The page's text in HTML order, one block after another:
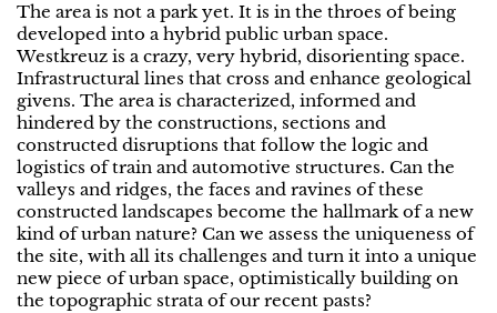
The area is not a park yet. It is in the throes of being
developed into a hybrid public urban space.
Westkreuz is a crazy, very hybrid, disorienting space.
Infrastructural lines that cross and enhance geological
givens. The area is characterized, informed and
hindered by the constructions, sections and
constructed disruptions that follow the logic and
logistics of train and automotive structures. Can the
valleys and ridges, the faces and ravines of these
constructed landscapes become the hallmark of a new
kind of urban nature? Can we assess the uniqueness of
the site, with all its challenges and turn it into a unique
new piece of urban space, optimistically building on
the topographic strata of our recent pasts?